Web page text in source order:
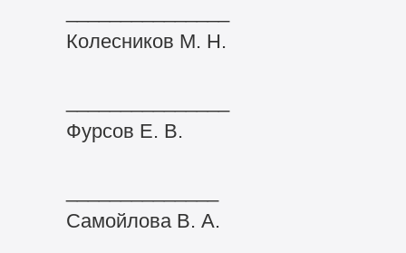
Колесников М. Н.
Фурсов Е. В.
Самойлова В. А.